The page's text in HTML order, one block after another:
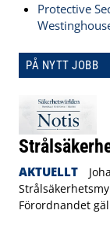
Protective
PÅ NYTT JOBB
AKTUELLT
Förordnandet